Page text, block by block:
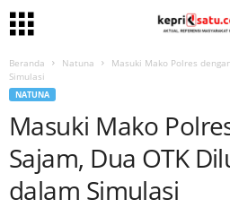
Beranda Natuna
Masuki Mako Polres
Simulasi
NATUNA
Masuki Mako
Sajam, Dua OTK
dalam Simulasi